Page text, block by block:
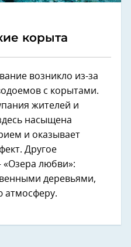
корыта
возникло из-за
с корытами.
жителей и
насыщена
и оказывает
Другое
любви»:
деревьями,
атмосферу.